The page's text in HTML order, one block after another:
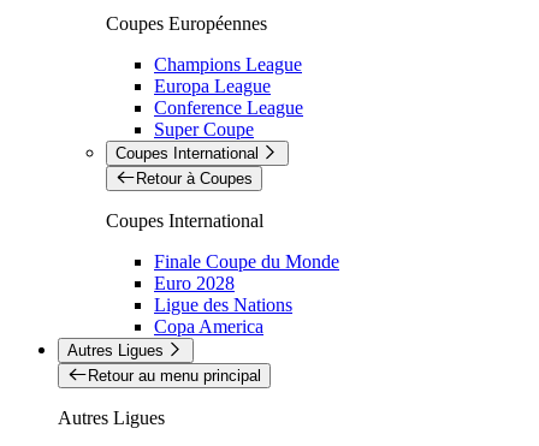
Coupes Européennes
Champions League
Europa League
Conference League
Super Coupe
Coupes International
Retour à Coupes
Coupes International
Finale Coupe du Monde
Euro 2028
Ligue des Nations
Copa America
Autres Ligues
Retour au menu principal
Autres Ligues